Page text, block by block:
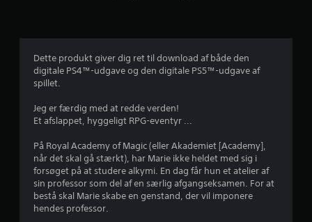
r
i
Dette produkt giver dig ret til download af både den
digitale PS4™-udgave og den digitale PS5™-udgave af
spillet.
Jeg er færdig med at redde verden!
Et afslappet, hyggeligt RPG-eventyr ...
På Royal Academy of Magic (eller Akademiet [Academy],
når det skal gå stærkt), har Marie ikke heldet med sig i
forsøget på at studere alkymi. En dag får hun et atelier af
sin professor som del af en særlig afgangseksamen. For at
bestå skal Marie skabe en genstand, der vil imponere
hendes professor.